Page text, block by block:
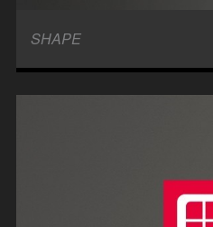
SHAPE